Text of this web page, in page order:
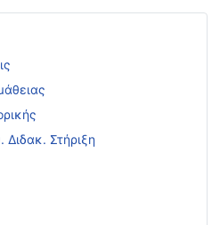
Διδακ. Στήριξη